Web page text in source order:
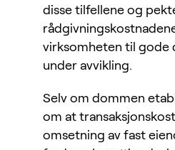
disse tilfellene og
virksomheten til gode
under avvikling.
Selv om dommen
om at
omsetning av fast